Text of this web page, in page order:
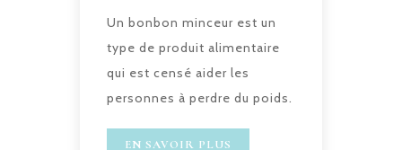
Un bonbon minceur est un
type de produit alimentaire
qui est censé aider les
personnes à perdre du poids.
EN SAVOIR PLUS